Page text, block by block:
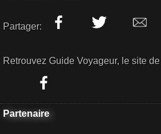
Partager:
Retrouvez Guide Voyageur, le site
Partenaire